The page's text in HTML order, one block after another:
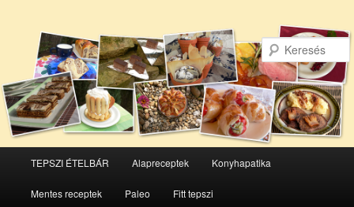
Tovább
az
Tovább
a
TEPSZI ÉTELBÁR Alapreceptek Konyhapatika
Mentes receptek Paleo Fitt tepszi